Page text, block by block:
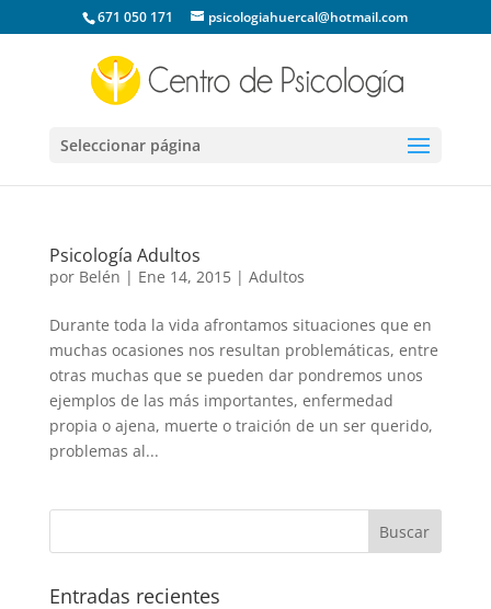
671 050 171 psicologiahuercal@hotmail.com
Seleccionar página
Psicología Adultos
por Belén | Ene 14, 2015| Adultos
Durante toda la vida afrontamos situaciones que en
muchas ocasiones nos resultan problemáticas, entre
otras muchas que se pueden dar pondremos unos
ejemplos de las más importantes, enfermedad
propia o ajena, muerte o traición de un ser querido,
problemas al...
Entradas recientes